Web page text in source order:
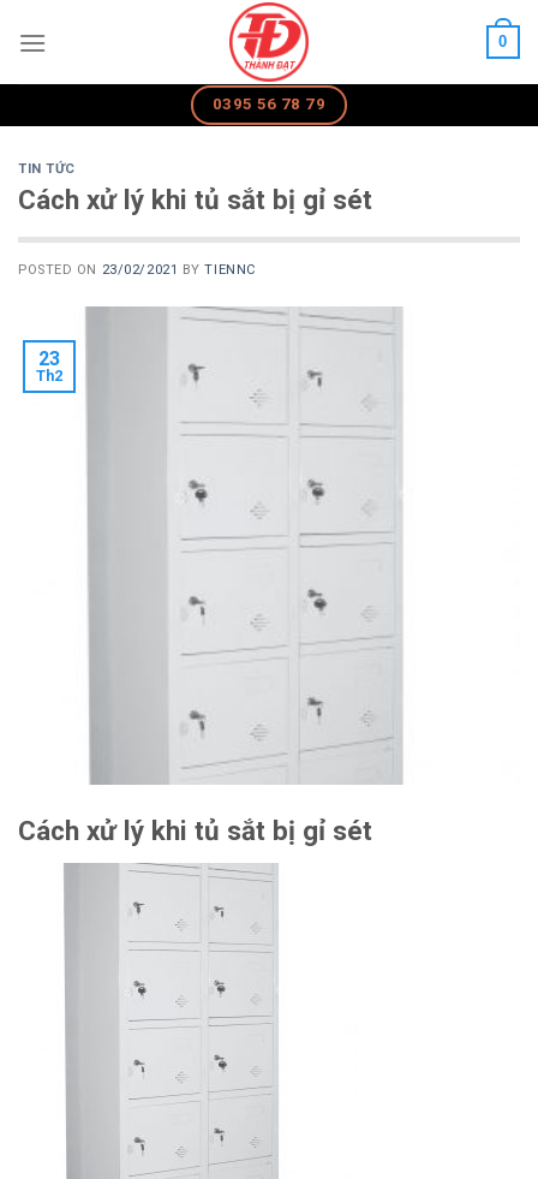
0
0395 56 78 79
TIN TỨC
Cách xử lý khi tủ sắt bị gỉ sét
POSTED ON 23/02/2021 BYTIENNC
23
Th2
Cách xử lý khi tủ sắt bị gỉ sét